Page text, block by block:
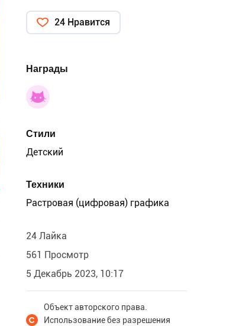
24 Нравится
Награды
Стили
Детский
Техники
Растровая (цифровая) графика
24 Лайка
561 Просмотр
5 Декабрь 2023, 10:17
Объект авторского права.
Использование без разрешения